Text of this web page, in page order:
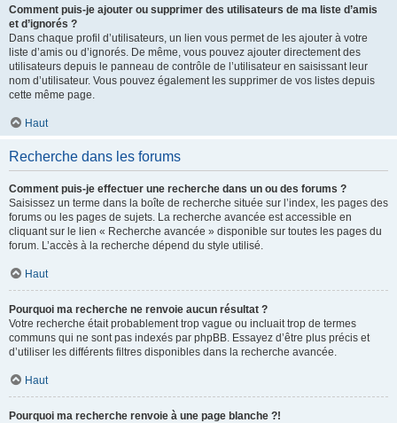
Comment puis-je ajouter ou supprimer des utilisateurs de ma liste d’amis
et d’ignorés ?
Dans chaque profil d’utilisateurs, un lien vous permet de les ajouter à votre
liste d’amis ou d’ignorés. De même, vous pouvez ajouter directement des
utilisateurs depuis le panneau de contrôle de l’utilisateur en saisissant leur
nom d’utilisateur. Vous pouvez également les supprimer de vos listes depuis
cette même page.
Haut
Recherche dans les forums
Comment puis-je effectuer une recherche dans un ou des forums ?
Saisissez un terme dans la boîte de recherche située sur l’index, les pages des
forums ou les pages de sujets. La recherche avancée est accessible en
cliquant sur le lien « Recherche avancée » disponible sur toutes les pages du
forum. L’accès à la recherche dépend du style utilisé.
Haut
Pourquoi ma recherche ne renvoie aucun résultat ?
Votre recherche était probablement trop vague ou incluait trop de termes
communs qui ne sont pas indexés par phpBB. Essayez d’être plus précis et
d’utiliser les différents filtres disponibles dans la recherche avancée.
Haut
Pourquoi ma recherche renvoie à une page blanche ?!